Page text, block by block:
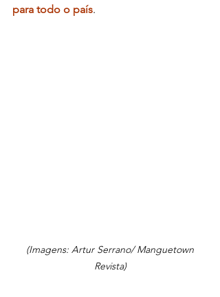
para todo o país.
Revista)